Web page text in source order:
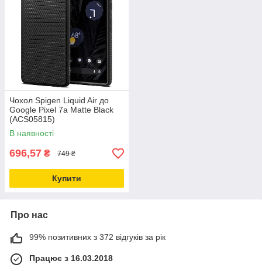
Чохол Spigen Liquid Air до
Google Pixel 7a Matte Black
(ACS05815)
В наявності
696,57 ₴ 749 ₴
Купити
Про нас
99% позитивних з 372 відгуків за рік
Працює з 16.03.2018